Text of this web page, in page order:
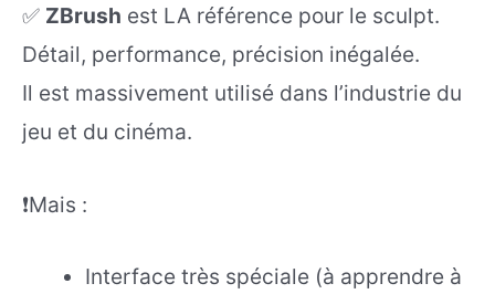
✅ ZBrush est LA référence pour le sculpt.
Détail, performance, précision inégalée.
Il est massivement utilisé dans l’industrie du
jeu et du cinéma.
❗Mais :
Interface très spéciale (à apprendre à